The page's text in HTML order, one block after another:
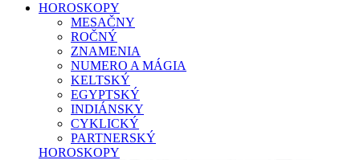
HOROSKOPY
MESAČNY
ROČNÝ
ZNAMENIA
NUMERO A MÁGIA
KELTSKÝ
EGYPTSKÝ
INDIÁNSKY
CYKLICKÝ
PARTNERSKÝ
HOROSKOPY